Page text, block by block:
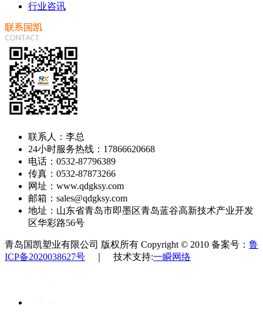
行业咨讯
联系人：李总
24小时服务热线：17866620668
电话：0532-87796389
传真：0532-87873266
网址：www.qdgksy.com
邮箱：sales@qdgksy.com
地址：山东省青岛市即墨区青岛蓝谷高新技术产业开发
区华彩路56号
青岛国凯塑业有限公司 版权所有 Copyright © 2010 备案号： 鲁
ICP备2020038627号 ｜ 技术支持:一瞬网络